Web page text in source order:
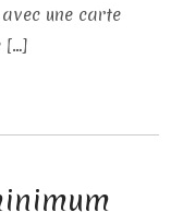
une carte
[…]